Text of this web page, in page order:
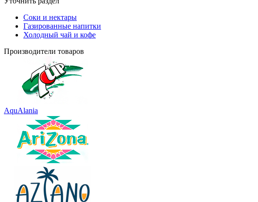
Соки и нектары
Газированные напитки
Холодный чай и кофе
Производители товаров
AquAlania